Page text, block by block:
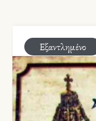
Εξαντλημένο